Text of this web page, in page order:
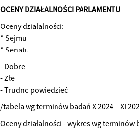
OCENY DZIAŁALNOŚCI PARLAMENTU
Oceny działalności:
* Sejmu
* Senatu
- Dobre
- Złe
- Trudno powiedzieć
/tabela wg terminów badań X 2024 – XI
Oceny działalności - wykres wg terminów